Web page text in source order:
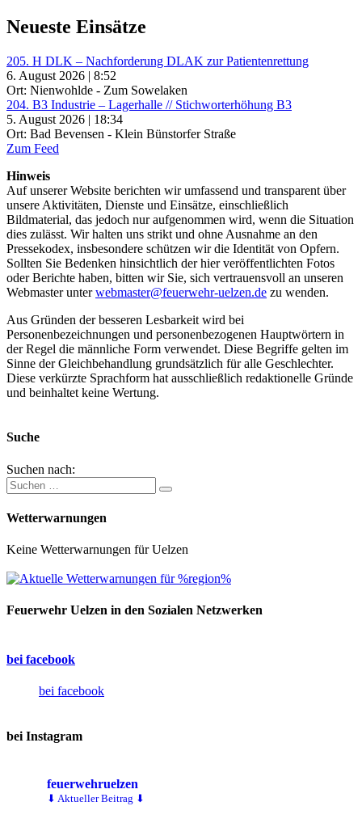
Neueste Einsätze
205. H DLK – Nachforderung DLAK zur Patientenrettung
6. August 2026 | 8:52
Ort: Nienwohlde - Zum Sowelaken
204. B3 Industrie – Lagerhalle // Stichworterhöhung B3
5. August 2026 | 18:34
Ort: Bad Bevensen - Klein Bünstorfer Straße
Zum Feed
Hinweis
Auf unserer Website berichten wir umfassend und transparent über
unsere Aktivitäten, Dienste und Einsätze, einschließlich
Bildmaterial, das jedoch nur aufgenommen wird, wenn die Situation
dies zulässt. Wir halten uns strikt und ohne Ausnahme an den
Pressekodex, insbesondere schützen wir die Identität von Opfern.
Sollten Sie Bedenken hinsichtlich der hier veröffentlichten Fotos
oder Berichte haben, bitten wir Sie, sich vertrauensvoll an unseren
Webmaster unterwebmaster@feuerwehr-uelzen.de zu wenden.
Aus Gründen der besseren Lesbarkeit wird bei
Personenbezeichnungen und personenbezogenen Hauptwörtern in
der Regel die männliche Form verwendet. Diese Begriffe gelten im
Sinne der Gleichbehandlung grundsätzlich für alle Geschlechter.
Diese verkürzte Sprachform hat ausschließlich redaktionelle Gründe
und beinhaltet keine Wertung.
Suche
Suchen nach:
Wetterwarnungen
Keine Wetterwarnungen für Uelzen
Feuerwehr Uelzen in den Sozialen Netzwerken
bei facebook
bei facebook
bei Instagram
feuerwehruelzen
⬇ Aktueller Beitrag ⬇